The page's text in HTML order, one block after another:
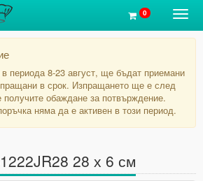
0
периода 8-23 август, ще бъдат приемани
в срок. Изпращането ще е след
получите обаждане за потвърждение.
няма да е активен в този период.
28 х 6 см